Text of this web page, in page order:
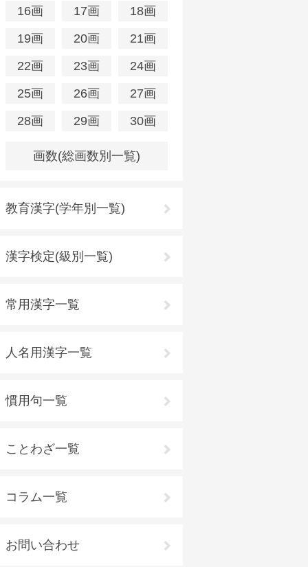
16画
17画
18画
19画
20画
21画
22画
23画
24画
25画
26画
27画
28画
29画 30画
画数(総画数別一覧)
教育漢字(学年別一覧)
漢字検定(級別一覧)
常用漢字一覧
人名用漢字一覧
慣用句一覧
ことわざ一覧
コラム一覧
お問い合わせ